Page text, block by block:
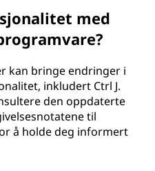
med
kan bringe endringer i
inkludert Ctrl J.
den oppdaterte
til
å holde deg informert